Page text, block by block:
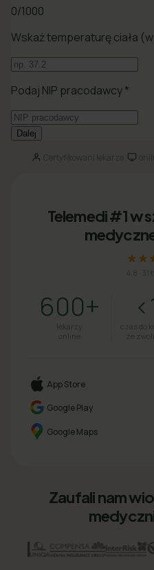
Certyfikowani lekarze·
Telemedi #1 w
4.8 31
600+
lekarzy
online
czas do
ze
App Store
Google Play
Google Maps
Zaufali nam